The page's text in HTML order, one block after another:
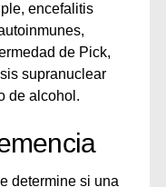
encefalitis
de Pick,
supranuclear
de alcohol.
determine si una